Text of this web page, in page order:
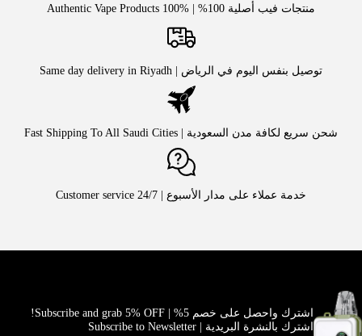
منتجات فيب أصلية 100% | Authentic Vape Products 100%
توصيل بنفس اليوم في الرياض | Same day delivery in Riyadh
شحن سريع لكافة مدن السعودية | Fast Shipping To All Saudi Cities
خدمة عملاء على مدار الأسبوع | Customer service 24/7
اشترك واحصل على خصم 5% | Subscribe and grab 5% OFF!
اشترك بالنشرة البريدية | Subscribe to Newsletter